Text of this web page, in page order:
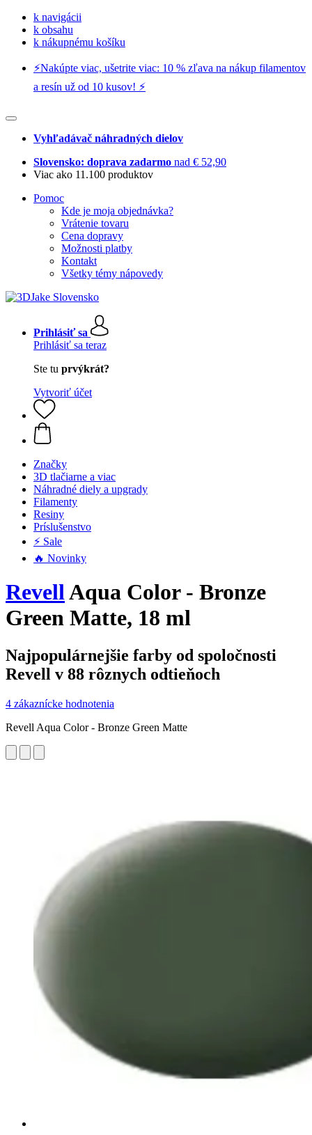
k navigácii
k obsahu
k nákupnému košíku
⚡️Nakúpte viac, ušetrite viac: 10 % zľava na nákup filamentov
a resín už od 10 kusov! ⚡️
Vyhľadávač náhradných dielov
Slovensko: doprava zadarmo nad € 52,90
Viac ako 11.100 produktov
Pomoc
Kde je moja objednávka?
Vrátenie tovaru
Cena dopravy
Možnosti platby
Kontakt
Všetky témy nápovedy
Prihlásiť sa
Prihlásiť sa teraz
Ste tu prvýkrát?
Vytvoriť účet
Značky
3D tlačiarne a viac
Náhradné diely a upgrady
Filamenty
Resiny
Príslušenstvo
⚡ Sale
🔥 Novinky
RevellAqua Color - Bronze
Green Matte, 18 ml
Najpopulárnejšie farby od spoločnosti
Revell v 88 rôznych odtieňoch
4 zákaznícke hodnotenia
Revell Aqua Color - Bronze Green Matte